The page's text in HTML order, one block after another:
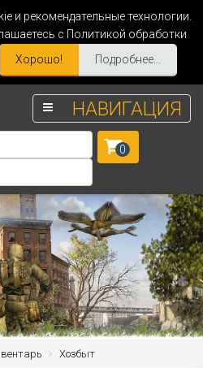
и рекомендательные технологии.
с Политикой обработки
Хорошо! Подробнее...
НАВИГАЦИЯ
0
Хозбыт